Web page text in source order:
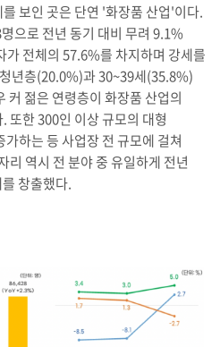
보인 곳은 단연 '화장품 산업'이다.
으로 전년 동기 대비 무려 9.1%
가 전체의 57.6%를 차지하며 강세를
년층(20.0%)과 30~39세(35.8%)
커 젊은 연령층이 화장품 산업의
또한 300인 이상 규모의 대형
하는 등 사업장 전 규모에 걸쳐
리 역시 전 분야 중 유일하게 전년
창출했다.